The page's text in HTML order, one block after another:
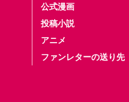
公式漫画
投稿小説
アニメ
ファンレターの送り先